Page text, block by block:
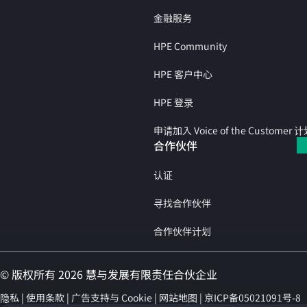
金融服务
HPE Community
HPE 客户中心
HPE 登录
申请加入 Voice of the Customer 计
合作伙伴
认证
寻找合作伙伴
合作伙伴计划
© 版权所有 2026 慧与发展有限责任合伙企业
隐私 使用条款 广告支持与 Cookie 网站地图 京ICP备05021091号-8